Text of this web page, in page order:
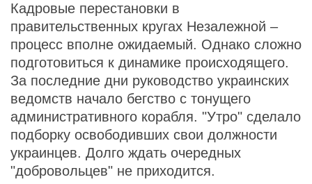
Кадровые перестановки в
правительственных кругах Незалежной –
процесс вполне ожидаемый. Однако сложно
подготовиться к динамике происходящего.
За последние дни руководство украинских
ведомств начало бегство с тонущего
административного корабля. "Утро" сделало
подборку освободивших свои должности
украинцев. Долго ждать очередных
"добровольцев" не приходится.